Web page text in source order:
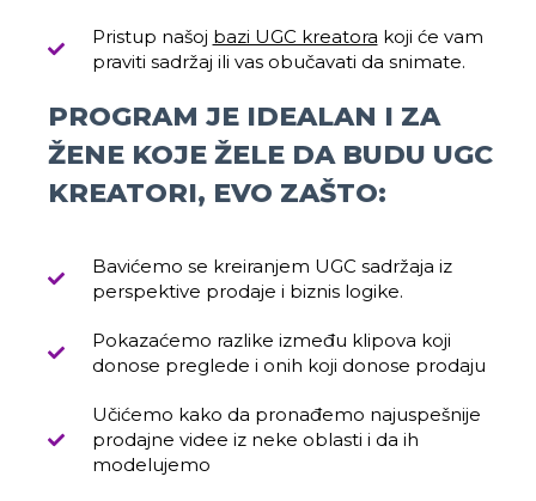
Pristup našoj bazi UGC kreatora koji će vam
praviti sadržaj ili vas obučavati da snimate.
PROGRAM JE IDEALAN I ZA
ŽENE KOJE ŽELE DA BUDU UGC
KREATORI, EVO ZAŠTO:
Bavićemo se kreiranjem UGC sadržaja iz
perspektive prodaje i biznis logike.
Pokazaćemo razlike između klipova koji
donose preglede i onih koji donose prodaju
Učićemo kako da pronađemo najuspešnije
prodajne videe iz neke oblasti i da ih
modelujemo